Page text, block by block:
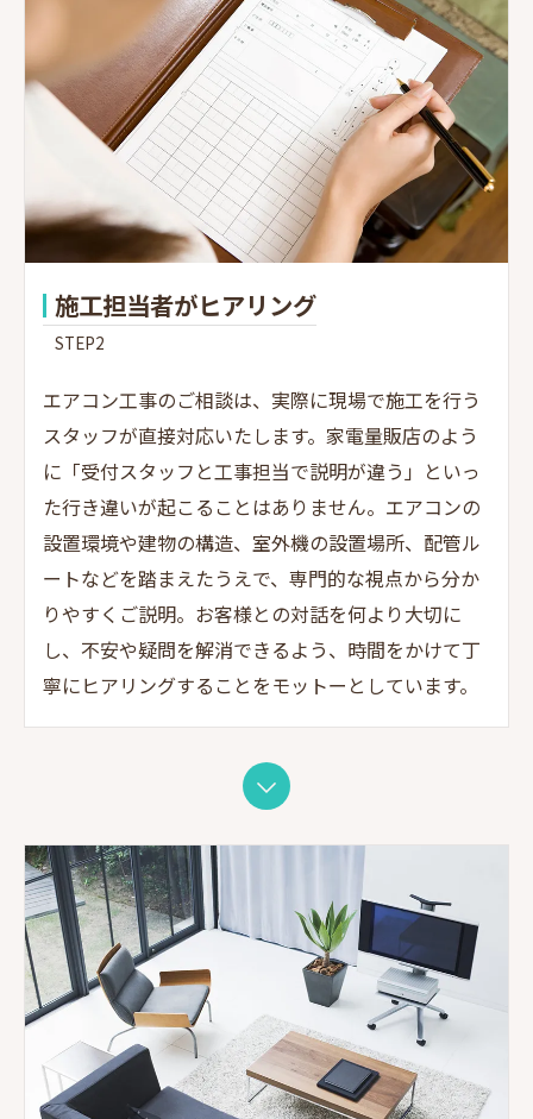
施工担当者がヒアリング
STEP2
エアコン工事のご相談は、実際に現場で施工を行う
スタッフが直接対応いたします。家電量販店のよう
に「受付スタッフと工事担当で説明が違う」といっ
た行き違いが起こることはありません。エアコンの
設置環境や建物の構造、室外機の設置場所、配管ル
ートなどを踏まえたうえで、専門的な視点から分か
りやすくご説明。お客様との対話を何より大切に
し、不安や疑問を解消できるよう、時間をかけて丁
寧にヒアリングすることをモットーとしています。